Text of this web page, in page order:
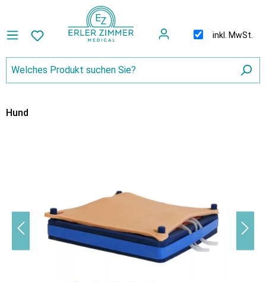
inkl. MwSt.
Hund